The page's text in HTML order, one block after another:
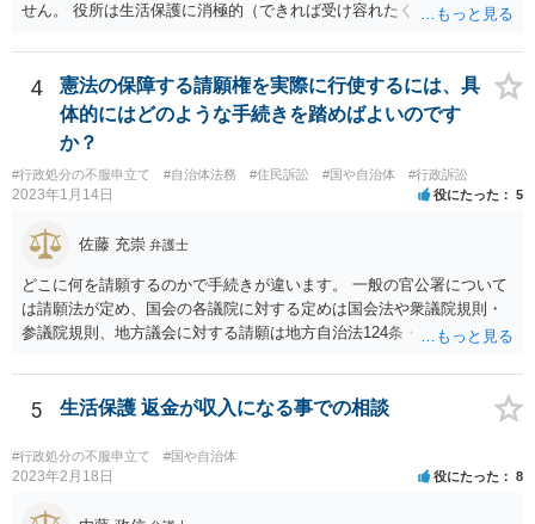
せん。 役所は生活保護に消極的（できれば受け容れたくない）な姿勢
と説明しましょう。
4
憲法の保障する請願権を実際に行使するには、具
体的にはどのような手続きを踏めばよいのです
か？
#行政処分の不服申立て #自治体法務 #住民訴訟 #国や自治体 #行政訴訟
2023年1月14日 役にたった 5
佐藤 充崇 弁護士
どこに何を請願するのかで手続きが違います。 一般の官公署について
は請願法が定め、国会の各議院に対する定めは国会法や衆議院規則・
参議院規則、地方議会に対する請願は地方自治法124条・125条が定め
スムースかと思います。
5 生活保護 返金が収入になる事での相談
#行政処分の不服申立て #国や自治体
2023年2月18日 役にたった 8